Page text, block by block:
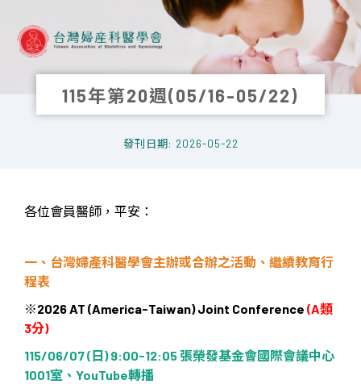
115年第20週(05/16-05/22)
發刊日期: 2026-05-22
各位會員醫師，平安：
一、台灣婦產科醫學會主辦或合辦之活動、繼續教育行
程表
※2026 AT (America-Taiwan) Joint Conference (A類
3分)
115/06/07 (日) 9:00-12:05 張榮發基金會國際會議中心
1001室、 YouTube轉播